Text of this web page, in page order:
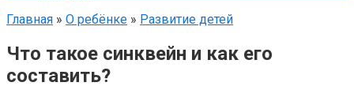
Главная » О ребёнке » Развитие детей
Что такое синквейн и как его
составить?